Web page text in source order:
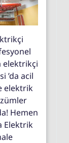
elektrikçi
’da acil
elektrik
Hemen
Elektrik